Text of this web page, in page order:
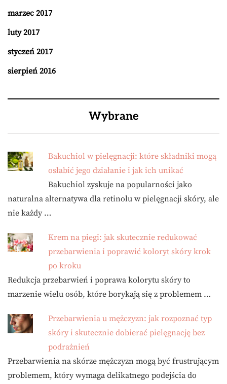
marzec 2017
luty 2017
styczeń 2017
sierpień 2016
Wybrane
Bakuchiol w pielęgnacji: które składniki mogą
osłabić jego działanie i jak ich unikać
Bakuchiol zyskuje na popularności jako
naturalna alternatywa dla retinolu w pielęgnacji skóry, ale
nie każdy …
Krem na piegi: jak skutecznie redukować
przebarwienia i poprawić koloryt skóry krok
po kroku
Redukcja przebarwień i poprawa kolorytu skóry to
marzenie wielu osób, które borykają się z problemem …
Przebarwienia u mężczyzn: jak rozpoznać typ
skóry i skutecznie dobierać pielęgnację bez
podrażnień
Przebarwienia na skórze mężczyzn mogą być frustrującym
problemem, który wymaga delikatnego podejścia do